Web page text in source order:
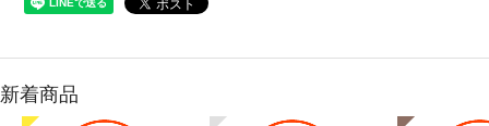
新着商品